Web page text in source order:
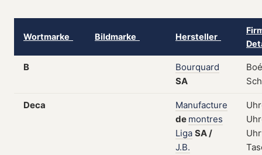
Wortmarke Bildmarke Hersteller
B
Bourquard
SA
Deca
Manufacture
de montres
Liga SA/
J.B.